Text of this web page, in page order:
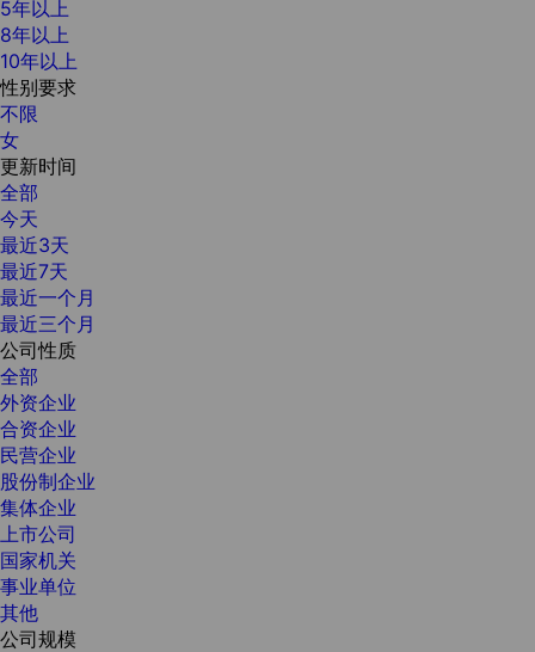
5年以上
8年以上
10年以上
性别要求
不限
女
更新时间
全部
今天
最近3天
最近7天
最近一个月
最近三个月
公司性质
全部
外资企业
合资企业
民营企业
股份制企业
集体企业
上市公司
国家机关
事业单位
其他
公司规模